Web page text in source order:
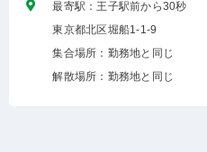
最寄駅：王子駅前から30秒
東京都北区堀船1-1-9
集合場所：勤務地と同じ
解散場所：勤務地と同じ